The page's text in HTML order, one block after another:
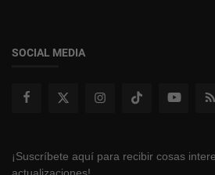
SOCIAL MEDIA
¡Suscríbete aquí para recibir cosas
actualizaciones!